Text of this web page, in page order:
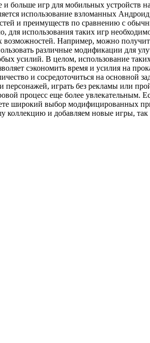
больше игр для мобильных устройств
использование взломанных
и преимуществ по сравнению с
использования таких игр
Например, можно
различные модификации для
усилий. В целом, использование
сэкономить время и усилия на
и сосредоточиться на основной
персонажей, играть без рекламы или
процесс еще более увлекательным.
широкий выбор модифицированных
и добавляем новые игры, так